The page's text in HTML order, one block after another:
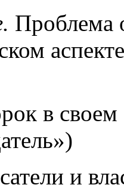
Проблема
в своем
и